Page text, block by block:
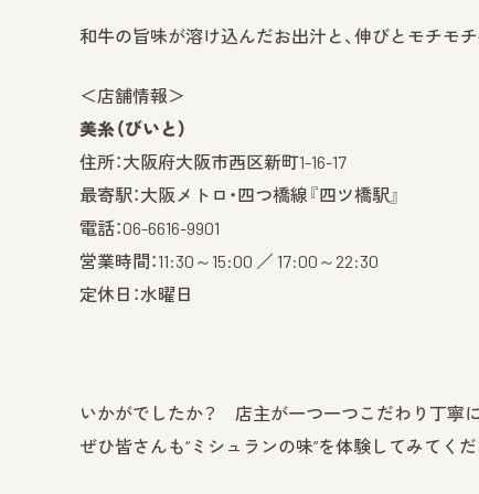
和牛の旨味が溶け込んだお出汁と、伸びとモチモ
＜店舗情報＞
美糸（びいと）
住所：大阪府大阪市西区新町1-16-17
最寄駅：大阪メトロ・四つ橋線『四ツ橋駅』
電話：06-6616-9901
営業時間：11:30～15:00 ／ 17:00～22:30
定休日：水曜日
いかがでしたか？ 店主が一つ一つこだわり丁寧
ぜひ皆さんも“ミシュランの味”を体験してみてくだ